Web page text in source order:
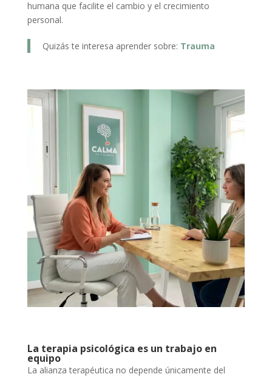
humana que facilite el cambio y el crecimiento
personal.
Quizás te interesa aprender sobre: Trauma
La terapia psicológica es un trabajo en
equipo
La alianza terapéutica no depende únicamente del